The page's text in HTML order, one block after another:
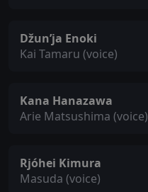
Džun’ja Enoki
Kai Tamaru (voice)
Kana Hanazawa
Arie Matsushima (voice)
Rjóhei Kimura
Masuda (voice)